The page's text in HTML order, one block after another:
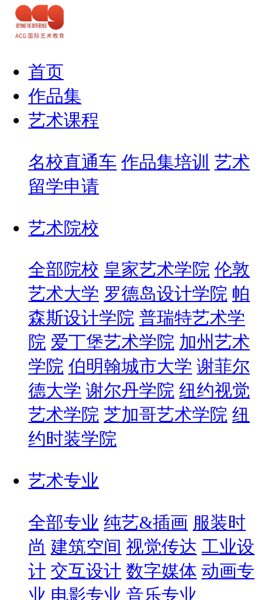
首页
作品集
艺术课程
名校直通车 作品集培训 艺术
留学申请
艺术院校
全部院校 皇家艺术学院 伦敦
艺术大学 罗德岛设计学院 帕
森斯设计学院 普瑞特艺术学
院 爱丁堡艺术学院 加州艺术
学院 伯明翰城市大学 谢菲尔
德大学 谢尔丹学院 纽约视觉
艺术学院 芝加哥艺术学院 纽
约时装学院
艺术专业
全部专业 纯艺&插画 服装时
尚 建筑空间 视觉传达 工业设
计 交互设计 数字媒体 动画专
业 电影专业 音乐专业